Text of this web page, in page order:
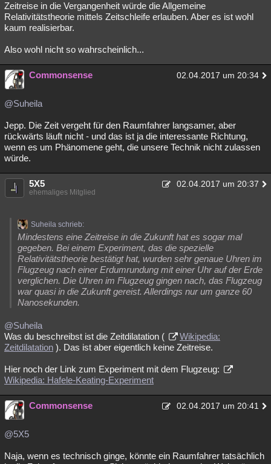
Zeitreise in die Vergangenheit würde die Allgemeine
Relativitätstheorie mittels Zeitschleife erlauben. Aber es ist wohl
kaum realisierbar.
Also wohl nicht so wahrscheinlich...
Commonsense 02.04.2017 um 20:34
@Suheila
Jepp. Die Zeit vergeht für den Raumfahrer langsamer, aber
rückwärts läuft nicht - und das ist ja die interessante Richtung,
wenn es um Phänomene geht, die unsere Technik nicht zulassen
würde.
5X5 02.04.2017 um 20:37
ehemaliges Mitglied
Suheila schrieb:
Mindestens eine Zeitreise in die Zukunft hat es sogar mal
gegeben. Bei einem Experiment, das die spezielle
Relativitätstheorie bestätigt hat, wurden sehr genaue Uhren im
Flugzeug nach einer Erdumrundung mit einer Uhr auf der Erde
verglichen. Die Uhren im Flugzeug gingen nach, das Flugzeug
war quasi in die Zukunft gereist. Allerdings nur um ganze 60
Nanosekunden.
@Suheila
Was du beschreibst ist die Zeitdilatation (
Wikipedia:
Zeitdilatation ). Das ist aber eigentlich keine Zeitreise.
Hier noch der Link zum Experiment mit dem Flugzeug:
Wikipedia: Hafele-Keating-Experiment
Commonsense 02.04.2017 um 20:41
@5X5
Naja, wenn es technisch ginge, könnte ein Raumfahrer tatsächlich